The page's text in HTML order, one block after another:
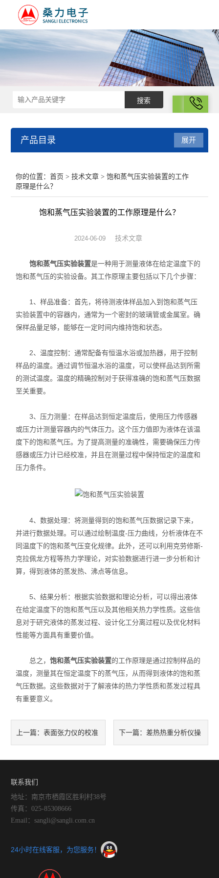
拨号
产品目录
电化学
表面性质与胶体化学部分
仪器仪表
光化学
展开
你的位置：首页 >技术文章 > 饱和蒸气压实验装置的工作
原理是什么？
饱和蒸气压实验装置的工作原理是什么？
2024-06-09 技术文章
饱和蒸气压实验装置是一种用于测量液体在给定温度下的
饱和蒸气压的实验设备。其工作原理主要包括以下几个步骤：
1、样品准备：首先，将待测液体样品加入到饱和蒸气压
实验装置中的容器内，通常为一个密封的玻璃管或金属室。确
保样品量足够，能够在一定时间内维持饱和状态。
2、温度控制：通常配备有恒温水浴或加热器，用于控制
样品的温度。通过调节恒温水浴的温度，可以使样品达到所需
的测试温度。温度的精确控制对于获得准确的饱和蒸气压数据
至关重要。
3、压力测量：在样品达到恒定温度后，使用压力传感器
或压力计测量容器内的气体压力。这个压力值即为液体在该温
度下的饱和蒸气压。为了提高测量的准确性，需要确保压力传
感器或压力计已经校准，并且在测量过程中保持恒定的温度和
压力条件。
4、数据处理：将测量得到的饱和蒸气压数据记录下来，
并进行数据处理。可以通过绘制温度-压力曲线，分析液体在不
同温度下的饱和蒸气压变化规律。此外，还可以利用克劳修斯-
克拉佩龙方程等热力学理论，对实验数据进行进一步分析和计
算，得到液体的蒸发热、沸点等信息。
5、结果分析：根据实验数据和理论分析，可以得出液体
在给定温度下的饱和蒸气压以及其他相关热力学性质。这些信
息对于研究液体的蒸发过程、设计化工分离过程以及优化材料
性能等方面具有重要价值。
总之，饱和蒸气压实验装置的工作原理是通过控制样品的
温度，测量其在恒定温度下的蒸气压，从而得到液体的饱和蒸
气压数据。这些数据对于了解液体的热力学性质和蒸发过程具
有重要意义。
上一篇：表面张力仪的校准 下一篇： 差热热重分析仪操
联系我们
地址：南京市栖霞区胜利村38号
传真：025-85308666
Email：sangli@sangli.com.cn
24小时在线客服，为您服务！